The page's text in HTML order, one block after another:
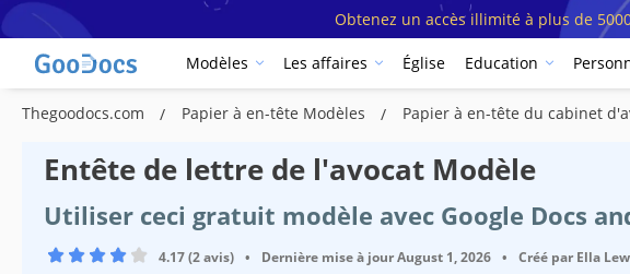
Obtenez un accès illimité à plus de
Modèles Les affaires Église Education
Thegoodocs.com Papier à en-tête Modèles Papier à en-tête du cabinet
Entête de lettre de l'avocat Modèle
Utiliser ceci gratuit modèle avec Google Docs
4.17 (2 avis) • Dernière mise à jourAugust 1, 2026 • Créé par Ella